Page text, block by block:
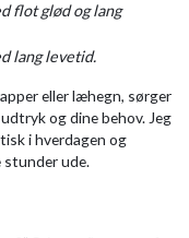
flot glød og lang
lang levetid.
eller læhegn, sørger
og dine behov. Jeg
i hverdagen og
stunder ude.